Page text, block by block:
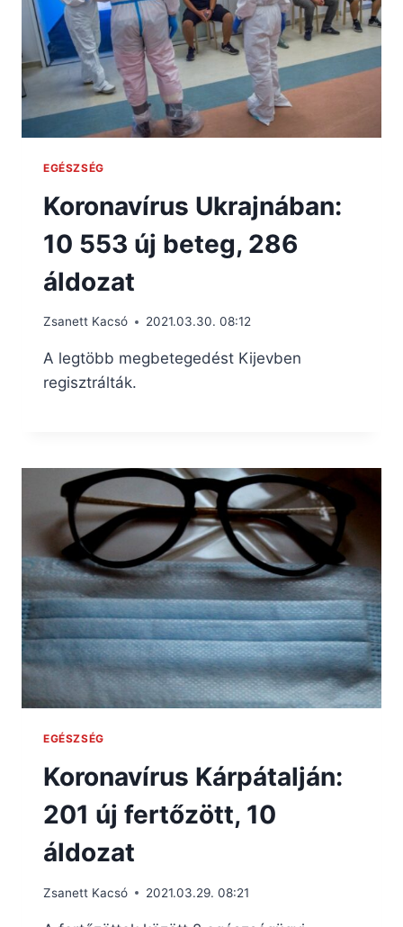
EGÉSZSÉG
Koronavírus Ukrajnában:
10 553 új beteg, 286
áldozat
Zsanett Kacsó 2021.03.30. 08:12
A legtöbb megbetegedést Kijevben
regisztrálták.
EGÉSZSÉG
Koronavírus Kárpátalján:
201 új fertőzött, 10
áldozat
Zsanett Kacsó 2021.03.29. 08:21